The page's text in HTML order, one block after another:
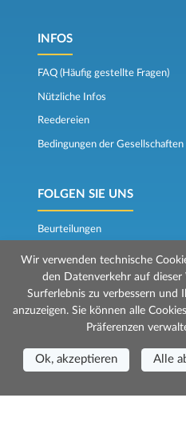
INFOS
FAQ (Häufig gestellte Fragen)
Nützliche Infos
Reedereien
Bedingungen der Gesellschaften
FOLGEN SIE UNS
Beurteilungen
Der Fährkompass
© 2026 Mr Ferry wird von
Betriebsstätte: Via Casa del
Wir verwenden technische
den Datenverkehr auf dieser
Surferlebnis zu verbessern und
anzuzeigen. Sie können alle
Präferenzen
Ok, akzeptieren Alle